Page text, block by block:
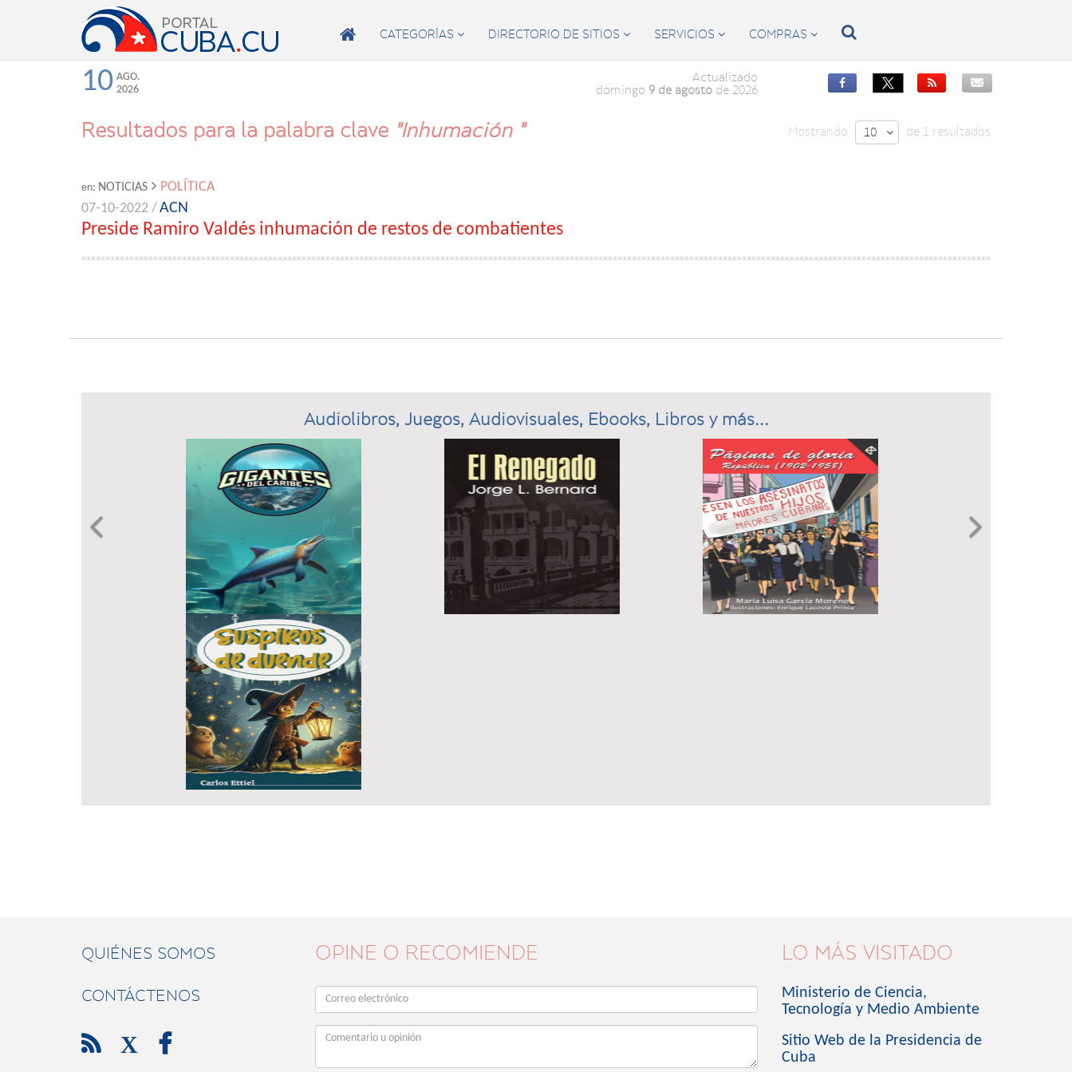
 CATEGORÍAS  DIRECTORIO DE SITIOS  SERVICIOS  COMPRAS  
10 AGO.
2026
Actualizado
domingo 9 de agostode 2026


Resultados para la palabra clave "Inhumación " Mostrando 10  de 1 resultados
en: NOTICIAS
POLÍTICA
07-10-2022 /ACN
Preside Ramiro Valdés inhumación de restos de combatientes
Audiolibros, Juegos, Audiovisuales, Ebooks, Libros y más...
Previous 
QUIÉNES SOMOS
CONTÁCTENOS
 X 
OPINE O RECOMIENDE LO MÁS VISITADO
Ministerio de Ciencia,
Tecnología y Medio Ambiente
Sitio Web de la Presidencia de
Cuba